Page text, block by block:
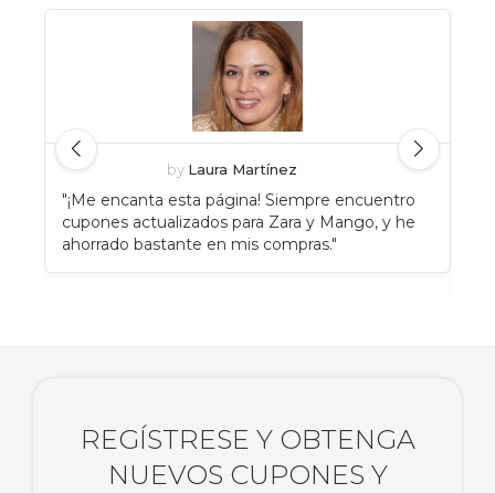
by Laura Martínez
"¡Me encanta esta página! Siempre encuentro
cupones actualizados para Zara y Mango, y he
ahorrado bastante en mis compras."
REGÍSTRESE Y OBTENGA
NUEVOS CUPONES Y